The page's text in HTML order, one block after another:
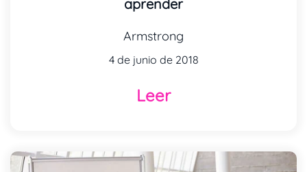
aprender
Armstrong
4 de junio de 2018
Leer